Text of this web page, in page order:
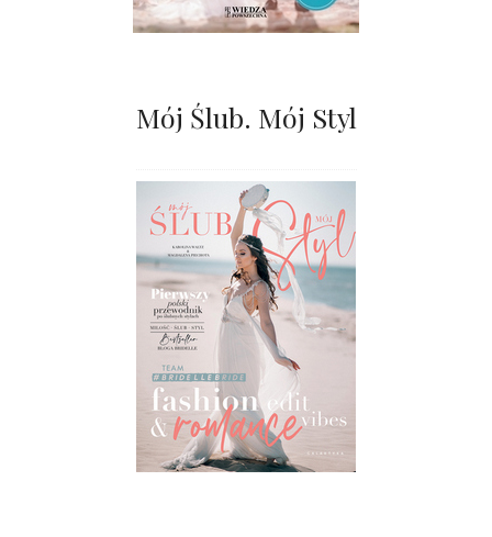
Mój Ślub. Mój Styl